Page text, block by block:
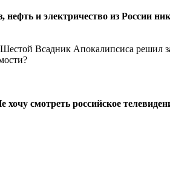
и электричество из России
Всадник Апокалипсиса решил
смотреть российское